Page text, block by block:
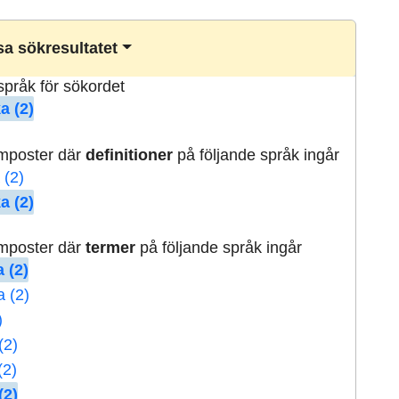
sökresultatet
för sökordet
(2)
därdefinitioner på följande språk ingår
(2)
(2)
därtermer på följande språk ingår
(2)
(2)